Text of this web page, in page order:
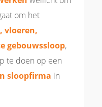
om het
vloeren,
gebouwssloop,
te doen op een
sloopfirma in